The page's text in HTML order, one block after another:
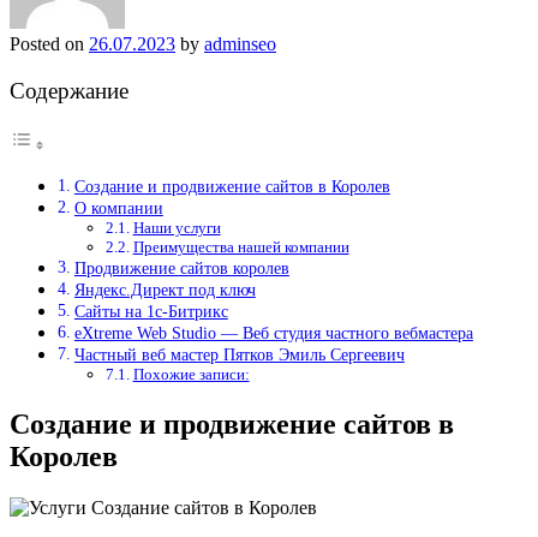
Posted on 26.07.2023 by adminseo
Содержание
Создание и продвижение сайтов в Королев
О компании
Наши услуги
Преимущества нашей компании
Продвижение сайтов королев
Яндекс.Директ под ключ
Сайты на 1с-Битрикс
eXtreme Web Studio — Веб студия частного вебмастера
Частный веб мастер Пятков Эмиль Сергеевич
Похожие записи:
Создание и продвижение сайтов в
Королев